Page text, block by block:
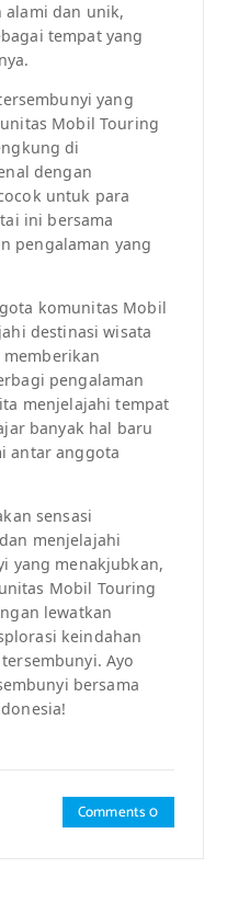
alami dan unik,
tempat yang
yang
Mobil Touring
di
dengan
untuk para
ini bersama
pengalaman yang
komunitas Mobil
destinasi wisata
pengalaman
menjelajahi tempat
banyak hal baru
antar anggota
sensasi
menjelajahi
yang menakjubkan,
Mobil Touring
lewatkan
keindahan
Ayo
bersama
Comments 0